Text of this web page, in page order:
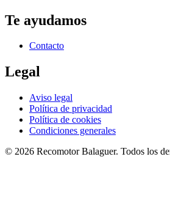
Te ayudamos
Contacto
Legal
Aviso legal
Política de privacidad
Política de cookies
Condiciones generales
© 2026 RecomotorBalaguer. Todos los